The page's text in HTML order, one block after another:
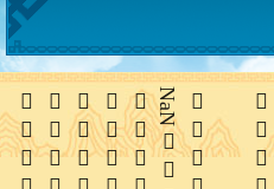


